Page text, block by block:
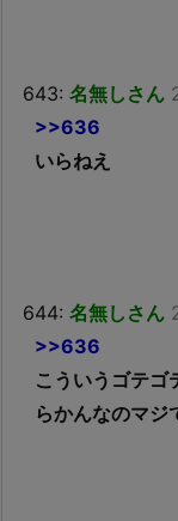
643: 名無しさん
>>636
いらねえ
644: 名無しさん
>>636
こういうゴテゴ
らかんなのマジ